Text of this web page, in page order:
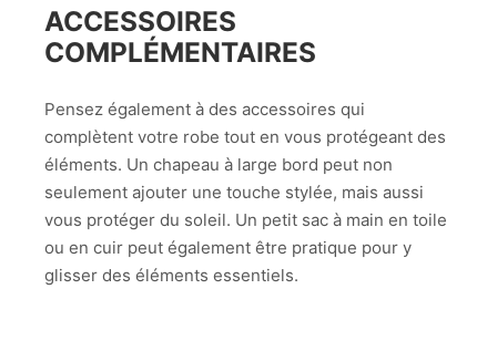
ACCESSOIRES
COMPLÉMENTAIRES
Pensez également à des accessoires qui
complètent votre robe tout en vous protégeant des
éléments. Un chapeau à large bord peut non
seulement ajouter une touche stylée, mais aussi
vous protéger du soleil. Un petit sac à main en toile
ou en cuir peut également être pratique pour y
glisser des éléments essentiels.